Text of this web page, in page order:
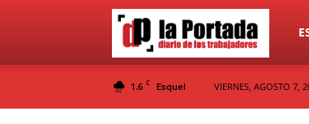
La
1.6 C Esquel VIERNES, AGOSTO 7,